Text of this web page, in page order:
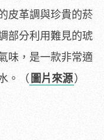
皮革調與珍貴的菸
部分利用難見的琥
味，是一款非常適
。（ 圖片來源）